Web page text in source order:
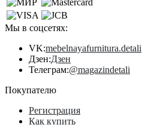
Мы в соцсетях:
VK:mebelnayafurnitura.detali
Дзен:Дзен
Телеграм:@magazindetali
Покупателю
Регистрация
Как купить